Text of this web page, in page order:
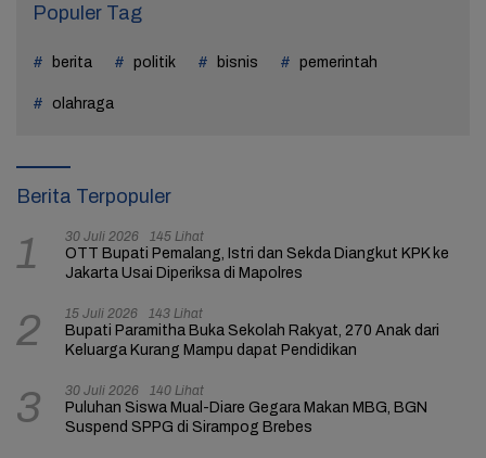
Populer Tag
berita politik bisnis pemerintah
olahraga
Berita Terpopuler
1 30 Juli 2026 145 Lihat
OTT Bupati Pemalang, Istri dan Sekda Diangkut KPK ke
Jakarta Usai Diperiksa di Mapolres
2 15 Juli 2026 143 Lihat
Bupati Paramitha Buka Sekolah Rakyat, 270 Anak dari
Keluarga Kurang Mampu dapat Pendidikan
3 30 Juli 2026 140 Lihat
Puluhan Siswa Mual-Diare Gegara Makan MBG, BGN
Suspend SPPG di Sirampog Brebes